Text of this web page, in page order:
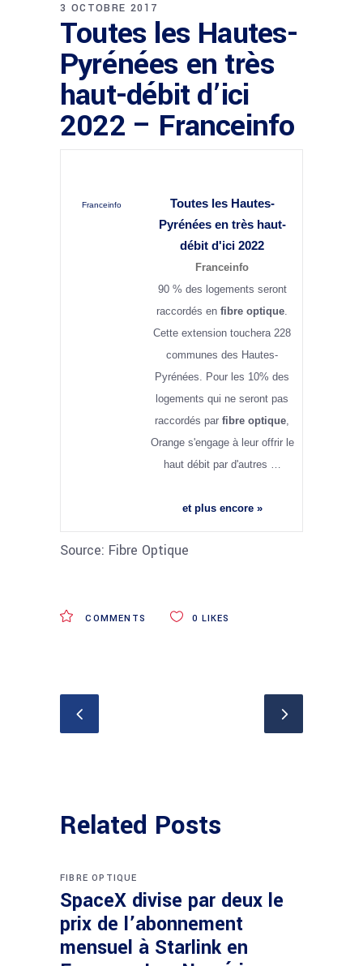
3 OCTOBRE 2017
Toutes les Hautes-
Pyrénées en très
haut-débit d’ici
2022 – Franceinfo
Franceinfo
Toutes les Hautes-
Pyrénées en très haut-
débit d'ici 2022
Franceinfo
90 % des logements seront
raccordés en fibre optique.
Cette extension touchera 228
communes des Hautes-
Pyrénées. Pour les 10% des
logements qui ne seront pas
raccordés par fibre optique,
Orange s'engage à leur offrir le
haut débit par d'autres …
et plus encore »
Source: Fibre Optique
COMMENTS 0 LIKES
Related Posts
FIBRE OPTIQUE
SpaceX divise par deux le
prix de l’abonnement
mensuel à Starlink en